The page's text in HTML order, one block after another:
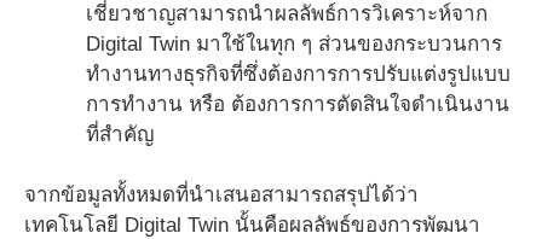
เชี่ยวชาญสามารถนำผลลัพธ์การวิเคราะห์จาก
Digital Twin มาใช้ในทุก ๆ ส่วนของกระบวนการ
ทำงานทางธุรกิจที่ซึ่งต้องการการปรับแต่งรูปแบบ
การทำงาน หรือ ต้องการการตัดสินใจดำเนินงาน
ที่สำคัญ
จากข้อมูลทั้งหมดที่นำเสนอสามารถสรุปได้ว่า
เทคโนโลยี Digital Twin นั้นคือผลลัพธ์ของการพัฒนา